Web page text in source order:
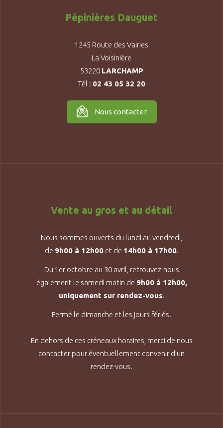
Pépinières Dauguet
1245 Route des Vairies
La Voisinière
53220 LARCHAMP
Tél : 02 43 05 32 20
Nous contacter
Vente au gros et au détail
Nous sommes ouverts du lundi au vendredi,
de 9h00 à 12h00et de 14h00 à 17h00.
Du 1er octobre au 30 avril, retrouvez-nous
également le samedi matin de 9h00 à 12h00,
uniquement sur rendez-vous.
Fermé le dimanche et les jours fériés.
En dehors de ces créneaux horaires, merci de nous
contacter pour éventuellement convenir d'un
rendez-vous.